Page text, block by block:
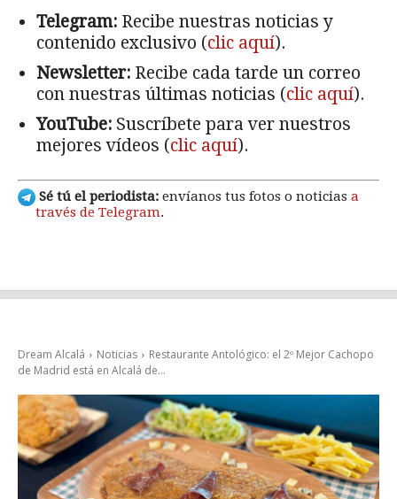
Telegram: Recibe nuestras noticias y
contenido exclusivo (clic aquí).
Newsletter: Recibe cada tarde un correo
con nuestras últimas noticias (clic aquí).
YouTube: Suscríbete para ver nuestros
mejores vídeos (clic aquí).
Sé tú el periodista: envíanos tus fotos o noticias a
través de Telegram.